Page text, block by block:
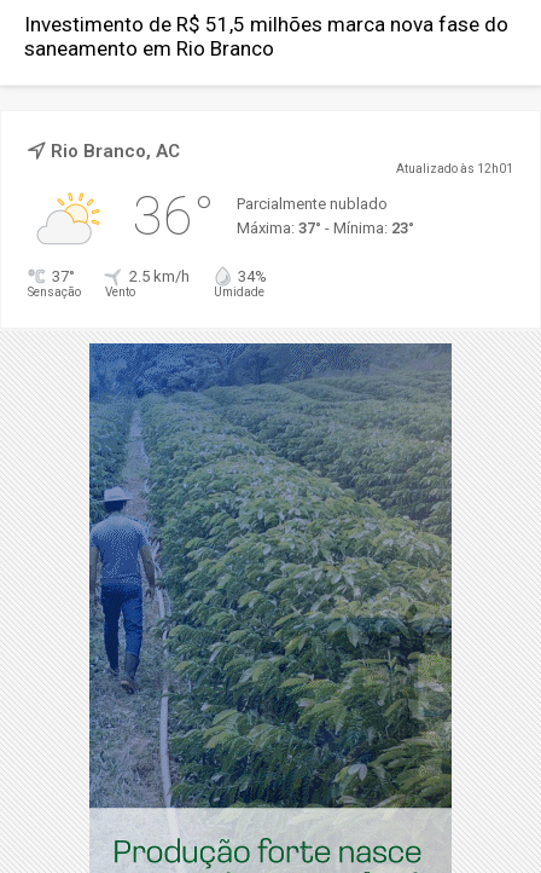
Investimento de R$ 51,5 milhões marca nova fase do
saneamento em Rio Branco
Rio Branco, AC
Atualizado às 12h01
36°
Parcialmente nublado
Máxima: 37° - Mínima: 23°
37°
Sensação
2.5 km/h
Vento
34%
Umidade